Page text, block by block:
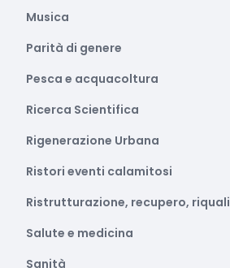
Musica
Parità di genere
Pesca e acquacoltura
Ricerca Scientifica
Rigenerazione Urbana
Ristori eventi calamitosi
Ristrutturazione, recupero,
Salute e medicina
Sanità